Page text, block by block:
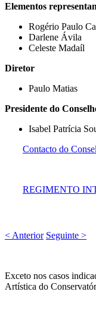
Elementos
Rogério Paulo
Darlene Ávila
Celeste Madaíl
Diretor
Paulo Matias
Presidente do
Isabel Patrícia
Contacto do
REGIMENTO
< Anterior Seguinte >
Exceto nos casos
Artística do